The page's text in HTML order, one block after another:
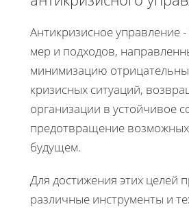
Антикризисное управление -
мер и подходов,
минимизацию
кризисных ситуаций,
организации в устойчивое
предотвращение возможных
будущем.
Для достижения этих целей
различные инструменты и